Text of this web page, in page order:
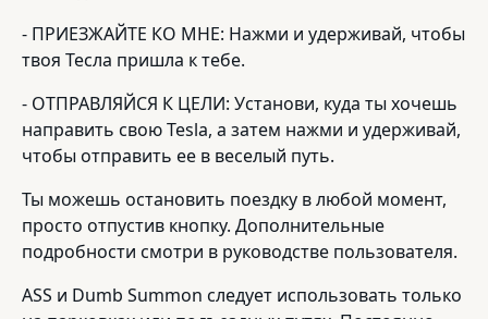
- ПРИЕЗЖАЙТЕ КО МНЕ: Нажми и удерживай, чтобы
твоя Тесла пришла к тебе.
- ОТПРАВЛЯЙСЯ К ЦЕЛИ: Установи, куда ты хочешь
направить свою Tesla, а затем нажми и удерживай,
чтобы отправить ее в веселый путь.
Ты можешь остановить поездку в любой момент,
просто отпустив кнопку. Дополнительные
подробности смотри в руководстве пользователя.
ASS и Dumb Summon следует использовать только